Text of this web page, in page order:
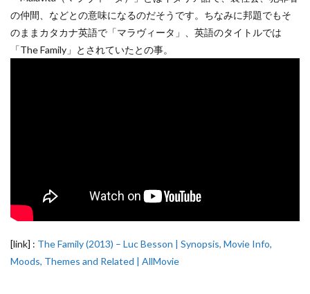
の仲間、などとの意味になるのだそうです。ちなみに邦題でもそ
のままカタカナ英語で「マラヴィータ」、英語のタイトルでは
「The Family」とされていたとの事。
[link] : The Family (2013) – Luc Besson | Synopsis, Movie Info,
Moods, Themes and Related | AllMovie